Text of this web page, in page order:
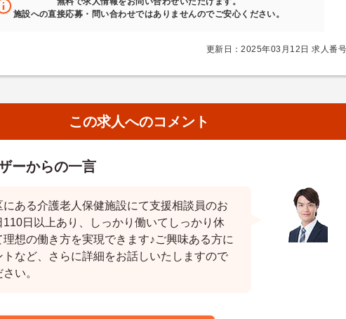
施設への直接応募・問い合わせではありませんのでご安心ください。
更新日：2025年03月12日 求人番
この求人へのコメント
ーからの一言
ある介護老人保健施設にて支援相談員のお
日以上あり、しっかり働いてしっかり休
想の働き方を実現できます♪ご興味ある方に
など、さらに詳細をお話しいたしますので
い。